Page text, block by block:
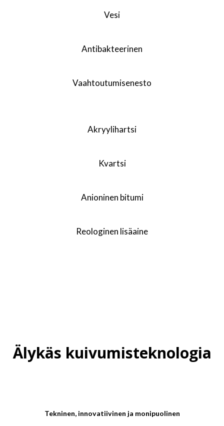
Vesi
Antibakteerinen
Vaahtoutumisenesto
Akryylihartsi
Kvartsi
Anioninen bitumi
Reologinen lisäaine
Älykäs kuivumisteknologia
Tekninen, innovatiivinen ja monipuolinen